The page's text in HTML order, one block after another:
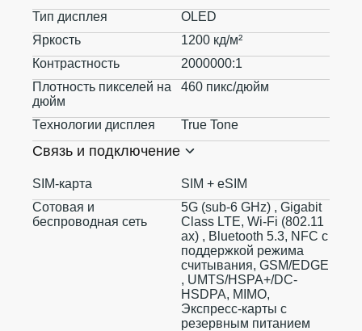
Тип дисплея
OLED
Яркость
1200 кд/м²
Контрастность
2000000:1
Плотность пикселей на
дюйм
460 пикс/дюйм
Технологии дисплея True Tone
Связь и подключение
SIM-карта
SIM + eSIM
Сотовая и
беспроводная сеть
5G (sub‑6 GHz) , Gigabit
Class LTE, Wi-Fi (802.11​
ax) , Bluetooth 5.3, NFC с
поддержкой режима
считывания, GSM/EDGE
, UMTS/​HSPA+/​DC-
HSDPA, MIMO,
Экспресс‑карты с
резервным питанием